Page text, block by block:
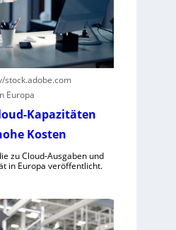
stock.adobe.com
Europa
Kapazitäten
Kosten
zu Cloud-Ausgaben und
in Europa veröffentlicht.